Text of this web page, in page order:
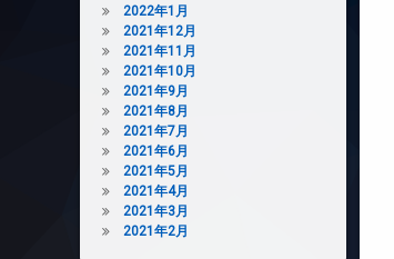
2022年1月
2021年12月
2021年11月
2021年10月
2021年9月
2021年8月
2021年7月
2021年6月
2021年5月
2021年4月
2021年3月
2021年2月